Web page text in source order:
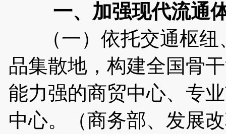
一、加强现代流通
（一）依托交通枢纽
品集散地，构建全国骨
能力强的商贸中心、专
中心。（商务部、发展